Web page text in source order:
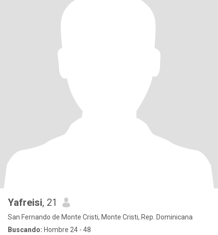
Yafreisi, 21
San Fernando de Monte Cristi, Monte Cristi, Rep. Dominicana
Buscando: Hombre 24 - 48